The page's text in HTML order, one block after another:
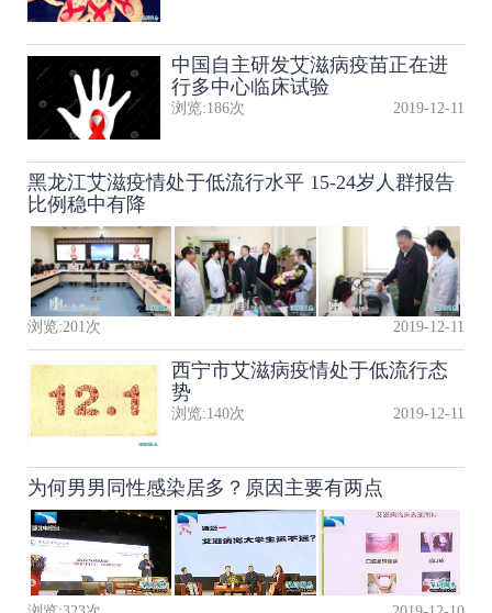
中国自主研发艾滋病疫苗正在进
行多中心临床试验
浏览:186次 2019-12-11
黑龙江艾滋疫情处于低流行水平 15-24岁人群报告
比例稳中有降
浏览:201次 2019-12-11
西宁市艾滋病疫情处于低流行态
势
浏览:140次 2019-12-11
为何男男同性感染居多？原因主要有两点